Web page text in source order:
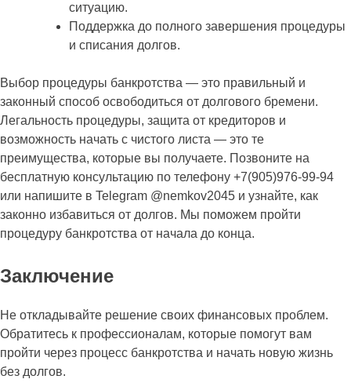
ситуацию.
Поддержка до полного завершения процедуры
и списания долгов.
Выбор процедуры банкротства — это правильный и
законный способ освободиться от долгового бремени.
Легальность процедуры, защита от кредиторов и
возможность начать с чистого листа — это те
преимущества, которые вы получаете. Позвоните на
бесплатную консультацию по телефону +7(905)976-99-94
или напишите в Telegram @nemkov2045 и узнайте, как
законно избавиться от долгов. Мы поможем пройти
процедуру банкротства от начала до конца.
Заключение
Не откладывайте решение своих финансовых проблем.
Обратитесь к профессионалам, которые помогут вам
пройти через процесс банкротства и начать новую жизнь
без долгов.